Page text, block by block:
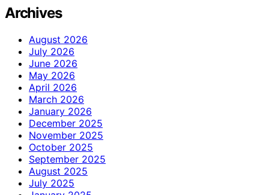
Archives
August 2026
July 2026
June 2026
May 2026
April 2026
March 2026
January 2026
December 2025
November 2025
October 2025
September 2025
August 2025
July 2025